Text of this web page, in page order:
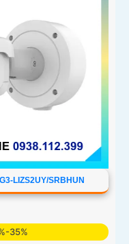
LIZS2UY/SRBHUN
35%